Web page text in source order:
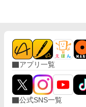
アプリ一覧
公式SNS一覧